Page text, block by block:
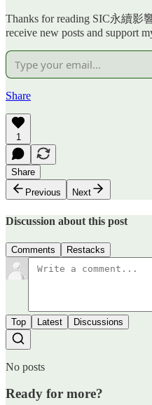
Thanks for reading SIC永續影
receive new posts and support
Share
1
Share
Previous
Next
Discussion about this post
Comments Restacks
Top Latest Discussions
No posts
Ready for more?